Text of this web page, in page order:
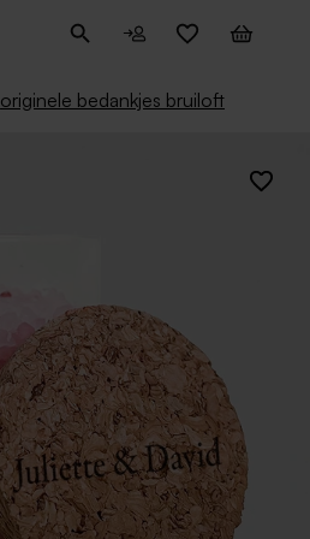
originele bedankjes bruiloft